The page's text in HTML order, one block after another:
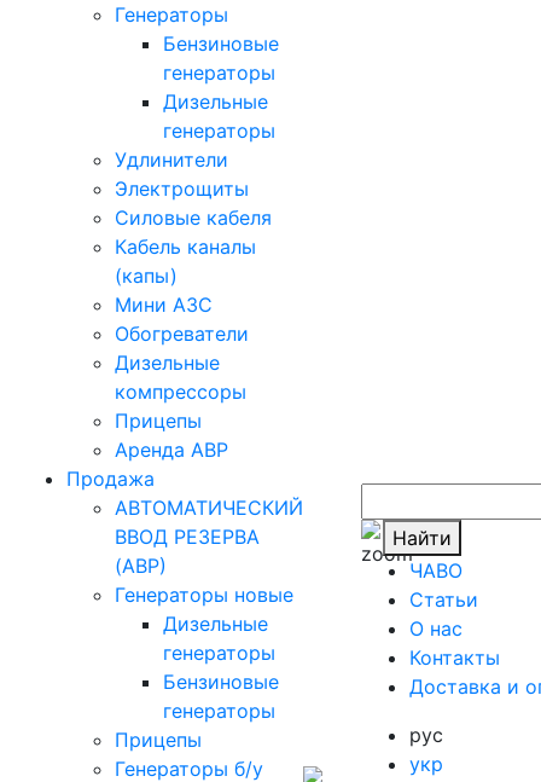
Генераторы
Бензиновые
генераторы
Дизельные
генераторы
Удлинители
Электрощиты
Силовые кабеля
Кабель каналы
(капы)
Мини АЗС
Обогреватели
Дизельные
компрессоры
Прицепы
Аренда АВР
Продажа
АВТОМАТИЧЕСКИЙ
ВВОД РЕЗЕРВА
(АВР)
Генераторы новые
Дизельные
генераторы
Бензиновые
генераторы
Прицепы
Генераторы б/у
Найти
ЧАВО
Cтатьи
O нас
Контакты
Доставка и
рус
укр